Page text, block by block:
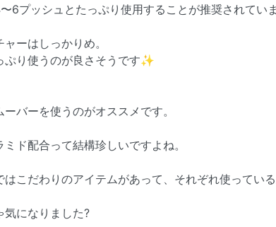
6プッシュとたっぷり使用することが推奨されていま
ーはしっかりめ。
ぷり使うのが良さそうです✨
バーを使うのがオススメです。
ド配合って結構珍しいですよね。
こだわりのアイテムがあって、それぞれ使ってい
気になりました?